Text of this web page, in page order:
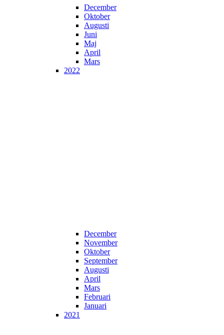
December
Oktober
Augusti
Juni
Maj
April
Mars
2022
December
November
Oktober
September
Augusti
April
Mars
Februari
Januari
2021